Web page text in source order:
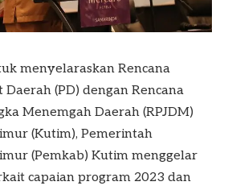
menyelaraskan Rencana
(PD) dengan Rencana
Menemgah Daerah (RPJDM)
(Kutim), Pemerintah
(Pemkab) Kutim menggelar
capaian program 2023 dan